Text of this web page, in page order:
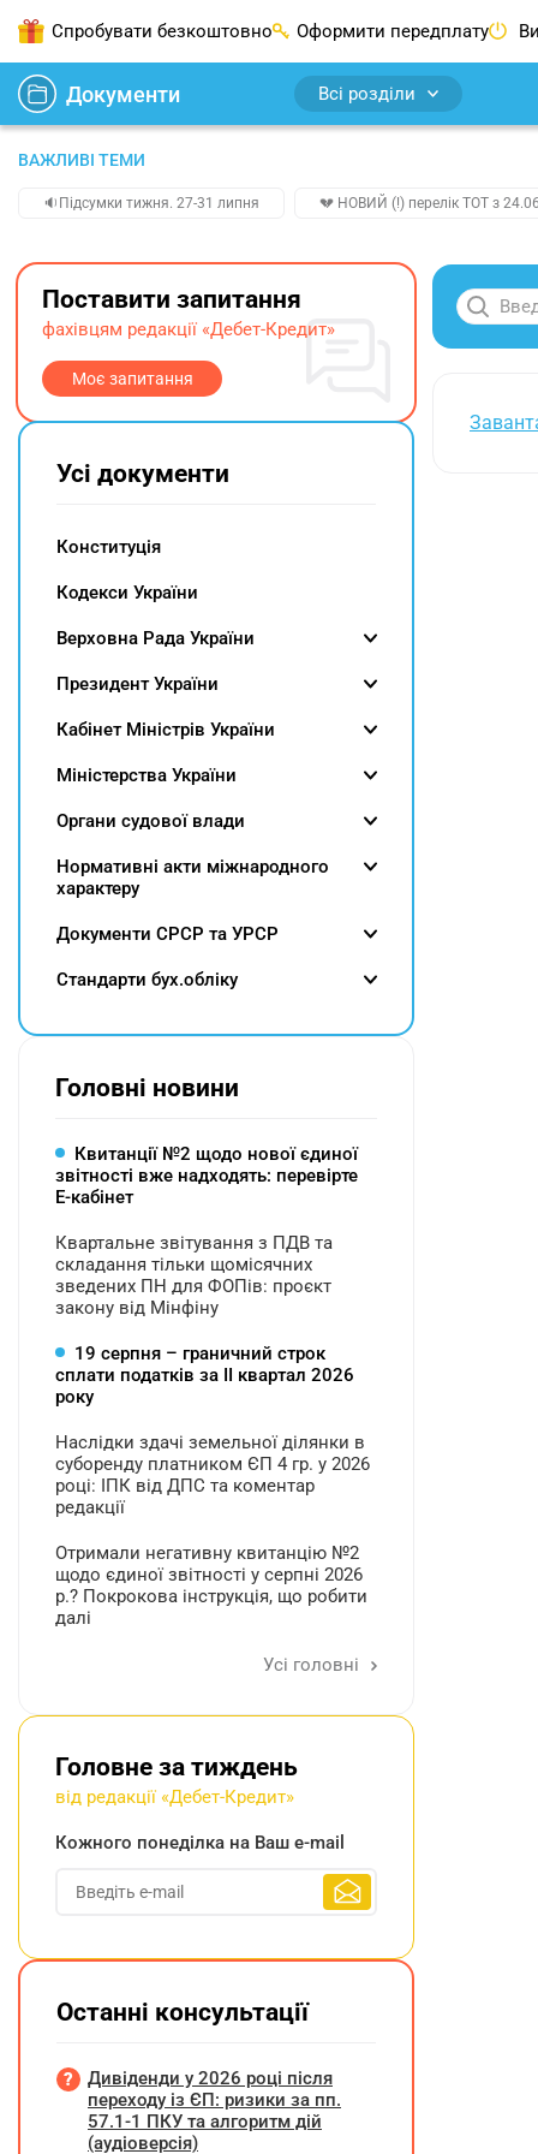
Спробувати безкоштовно Оформити передплату
Документи Всі розділи
ВАЖЛИВІ ТЕМИ
🔉Підсумки тижня. 27-31 липня 💔 НОВИЙ (!) перелік ТОТ з
Поставити запитання
фахівцям редакції «Дебет-Кредит»
Моє запитання
Усі документи
Конституція
Кодекси України
Верховна Рада України
Президент України
Кабінет Міністрів України
Міністерства України
Органи судової влади
Нормативні акти міжнародного
характеру
Документи СРСР та УРСР
Cтандарти бух.обліку
Головні новини
Квитанції №2 щодо нової єдиної
звітності вже надходять: перевірте
Е-кабінет
Квартальне звітування з ПДВ та
складання тільки щомісячних
зведених ПН для ФОПів: проєкт
закону від Мінфіну
19 серпня – граничний строк
сплати податків за ІI квартал 2026
року
Наслідки здачі земельної ділянки в
суборенду платником ЄП 4 гр. у 2026
році: ІПК від ДПС та коментар
редакції
Отримали негативну квитанцію №2
щодо єдиної звітності у серпні 2026
р.? Покрокова інструкція, що робити
далі
Усі головні
Головне за тиждень
від редакції «Дебет-Кредит»
Кожного понеділка на Ваш e-mail
Останні консультації
Дивіденди у 2026 році після
переходу із ЄП: ризики за пп.
57.1-1 ПКУ та алгоритм дій
(аудіоверсія)